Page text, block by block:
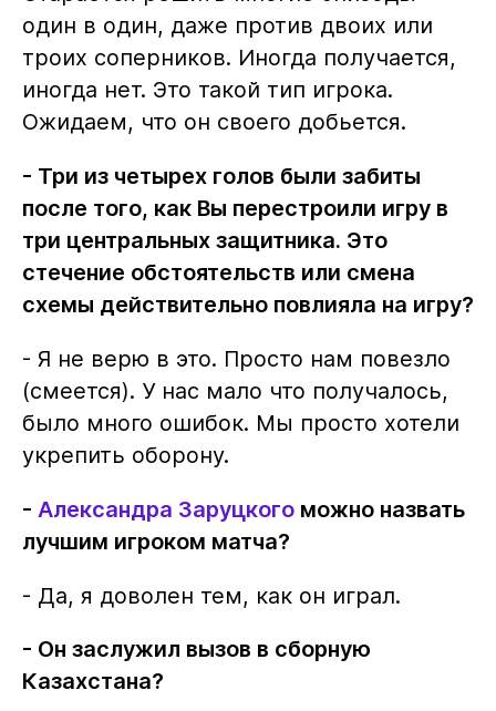
один в один, даже против двоих или
троих соперников. Иногда получается,
иногда нет. Это такой тип игрока.
Ожидаем, что он своего добьется.
- Три из четырех голов были забиты
после того, как Вы перестроили игру в
три центральных защитника. Это
стечение обстоятельств или смена
схемы действительно повлияла на игру?
- Я не верю в это. Просто нам повезло
(смеется). У нас мало что получалось,
было много ошибок. Мы просто хотели
укрепить оборону.
- Александра Заруцкогоможно назвать
лучшим игроком матча?
- Да, я доволен тем, как он играл.
- Он заслужил вызов в сборную
Казахстана?